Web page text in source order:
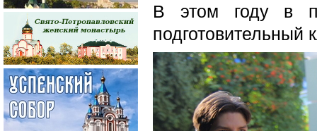
В этом году в
подготовительный